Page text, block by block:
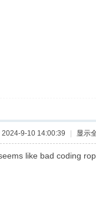
2024-9-10 14:00:39 显示
like bad coding